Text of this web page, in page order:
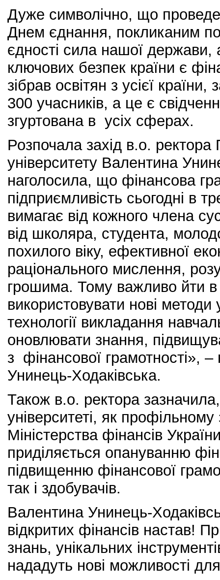
Дуже символічно, що
Днем єднання, покликаним
єдності сила нашої держави,
ключових безпек країни є
зібрав освітян з усієї
300 учасників, а це є
згуртована в усіх сферах.
Розпочала захід в.о. ректора
університету Валентина
наголосила, що фінансова
підприємливість сьогодні в
вимагає від кожного члена
від школяра, студента,
похилого віку, ефективної
раціонального мислення,
грошима. Тому важливо йти в
використовувати нові методи
технології викладання
оновлювати знання,
з фінансової грамотності»,
Унинець-Ходаківська.
Також в.о. ректора
університеті, як профільному
Міністерства фінансів
приділяється опануванню
підвищенню фінансової
так і здобувачів.
Валентина Унинець-
відкритих фінансів настав!
знань, унікальних
нададуть нові можливості